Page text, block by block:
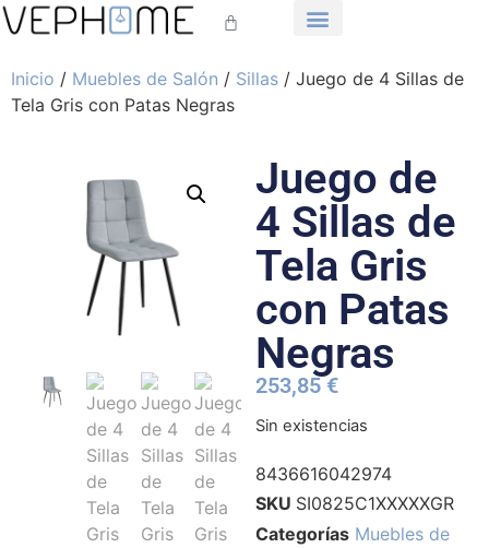
Inicio / Muebles de Salón / Sillas / Juego de 4 Sillas de
Tela Gris con Patas Negras
Juego de
4 Sillas de
Tela Gris
con Patas
Negras
253,85€
Sin existencias
8436616042974
SKU SI0825C1XXXXXGR
Categorías Muebles de